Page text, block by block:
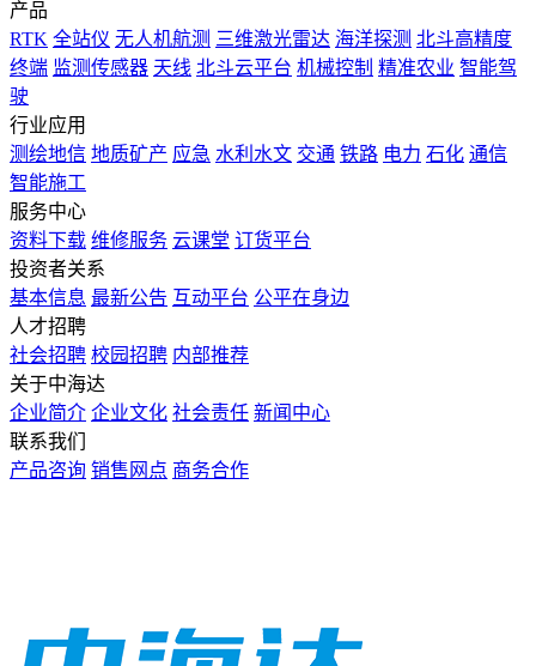
产品
RTK 全站仪 无人机航测 三维激光雷达 海洋探测 北斗高精度
终端 监测传感器 天线 北斗云平台 机械控制 精准农业 智能驾
驶
行业应用
测绘地信 地质矿产 应急 水利水文 交通 铁路 电力 石化 通信
智能施工
服务中心
资料下载 维修服务 云课堂 订货平台
投资者关系
基本信息 最新公告 互动平台 公平在身边
人才招聘
社会招聘 校园招聘 内部推荐
关于中海达
企业简介 企业文化 社会责任 新闻中心
联系我们
产品咨询 销售网点 商务合作